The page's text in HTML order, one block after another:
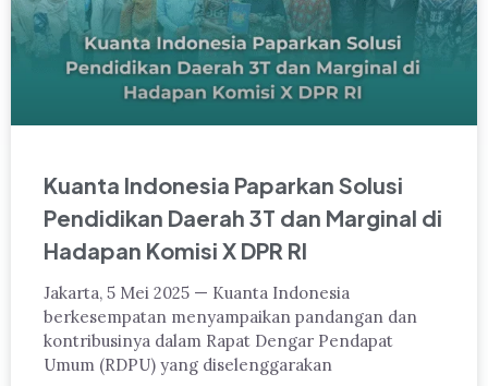
Kuanta Indonesia Paparkan Solusi
Pendidikan Daerah 3T dan Marginal di
Hadapan Komisi X DPR RI
Jakarta, 5 Mei 2025 — Kuanta Indonesia
berkesempatan menyampaikan pandangan dan
kontribusinya dalam Rapat Dengar Pendapat
Umum (RDPU) yang diselenggarakan